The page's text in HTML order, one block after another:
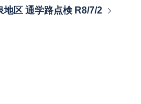
地区 通学路点検 R8/7/2